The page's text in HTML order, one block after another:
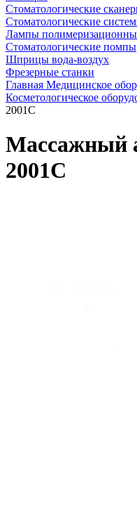
Стоматологические
Стоматологические
Лампы
Стоматологические помпы
Шприцы вода-воздух
Фрезерные станки
Главная Медицинское
Косметологическое
2001C
Массажный
2001C